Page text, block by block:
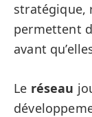
stratégique,
permettent
avant
Le réseau